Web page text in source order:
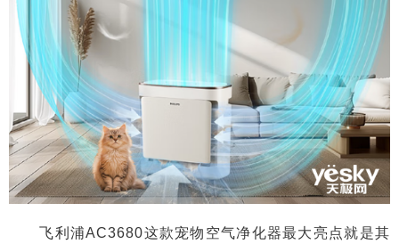
飞利浦AC3680这款宠物空气净化器最大亮点就是其